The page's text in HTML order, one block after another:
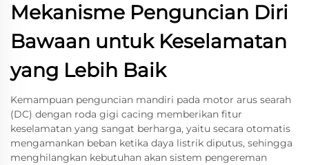
Mekanisme Penguncian Diri
Bawaan untuk Keselamatan
yang Lebih Baik
Kemampuan penguncian mandiri pada motor arus searah
(DC) dengan roda gigi cacing memberikan fitur
keselamatan yang sangat berharga, yaitu secara otomatis
mengamankan beban ketika daya listrik diputus, sehingga
menghilangkan kebutuhan akan sistem pengereman